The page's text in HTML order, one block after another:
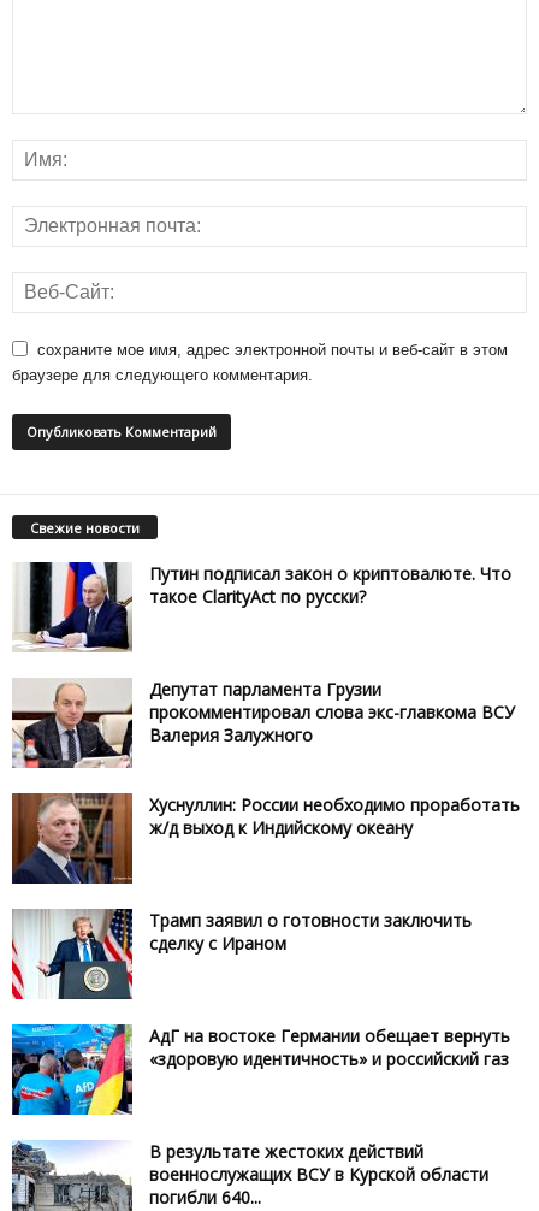
сохраните мое имя, адрес электронной почты и веб-сайт в этом
браузере для следующего комментария.
Свежие новости
Путин подписал закон о криптовалюте. Что
такое ClarityAct по русски?
Депутат парламента Грузии
прокомментировал слова экс-главкома ВСУ
Валерия Залужного
Хуснуллин: России необходимо проработать
ж/д выход к Индийскому океану
Трамп заявил о готовности заключить
сделку с Ираном
АдГ на востоке Германии обещает вернуть
«здоровую идентичность» и российский газ
В результате жестоких действий
военнослужащих ВСУ в Курской области
погибли 640...